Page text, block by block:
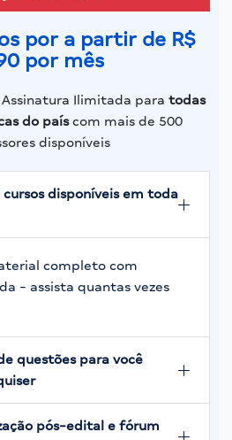
por a partir de R$
por mês
Assinatura Ilimitada para todas
do paíscom mais de 500
disponíveis
disponíveis em toda
completo com
- assista quantas vezes
questões para você
pós-edital e fórum